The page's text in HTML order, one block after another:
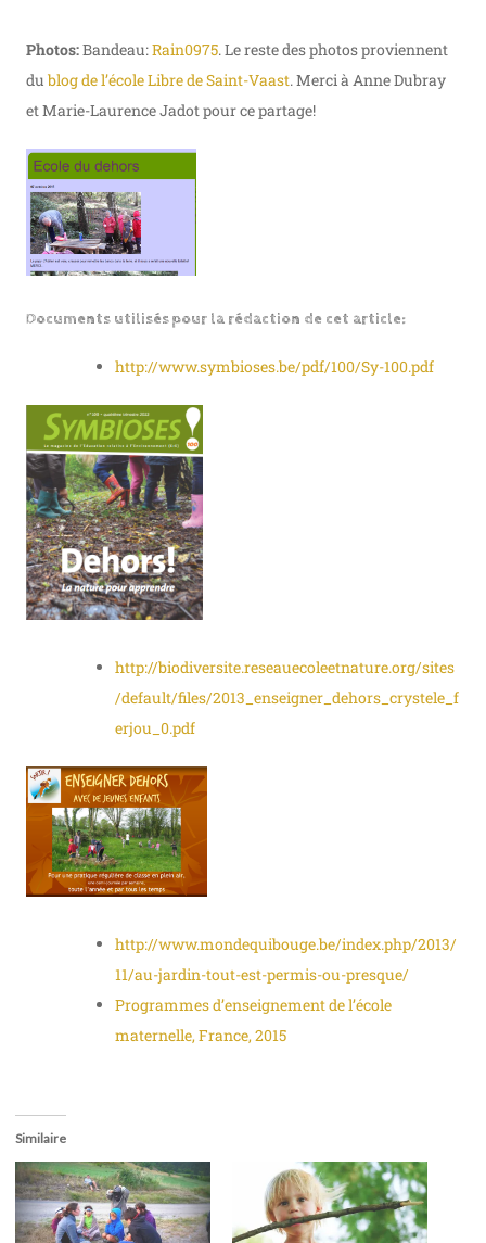
Photos:Bandeau:Rain0975. Le reste des photos proviennent
du blog de l’école Libre de Saint-Vaast. Merci à Anne Dubray
et Marie-Laurence Jadot pour ce partage!
Documents utilisés pour la rédaction de cet article:
http://www.symbioses.be/pdf/100/Sy-100.pdf
http://biodiversite.reseauecoleetnature.org/sites
/default/files/2013_enseigner_dehors_crystele_f
erjou_0.pdf
http://www.mondequibouge.be/index.php/2013/
11/au-jardin-tout-est-permis-ou-presque/
Programmes d’enseignement de l’école
maternelle, France, 2015
Similaire